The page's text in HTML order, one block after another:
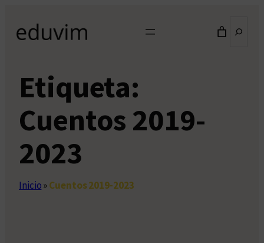
contenido
Etiqueta:
Cuentos 2019-
2023
Inicio»Cuentos 2019-2023